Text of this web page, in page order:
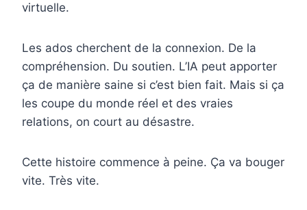
virtuelle.
Les ados cherchent de la connexion. De la
compréhension. Du soutien. L’IA peut apporter
ça de manière saine si c’est bien fait. Mais si ça
les coupe du monde réel et des vraies
relations, on court au désastre.
Cette histoire commence à peine. Ça va bouger
vite. Très vite.